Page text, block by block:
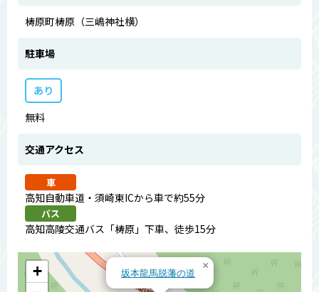
梼原町梼原（三嶋神社横）
駐車場
あり
無料
交通アクセス
車
高知自動車道・須崎東ICから車で約55分
バス
高知高陵交通バス「梼原」下車、徒歩15分
坂本龍馬脱藩の道
×
+